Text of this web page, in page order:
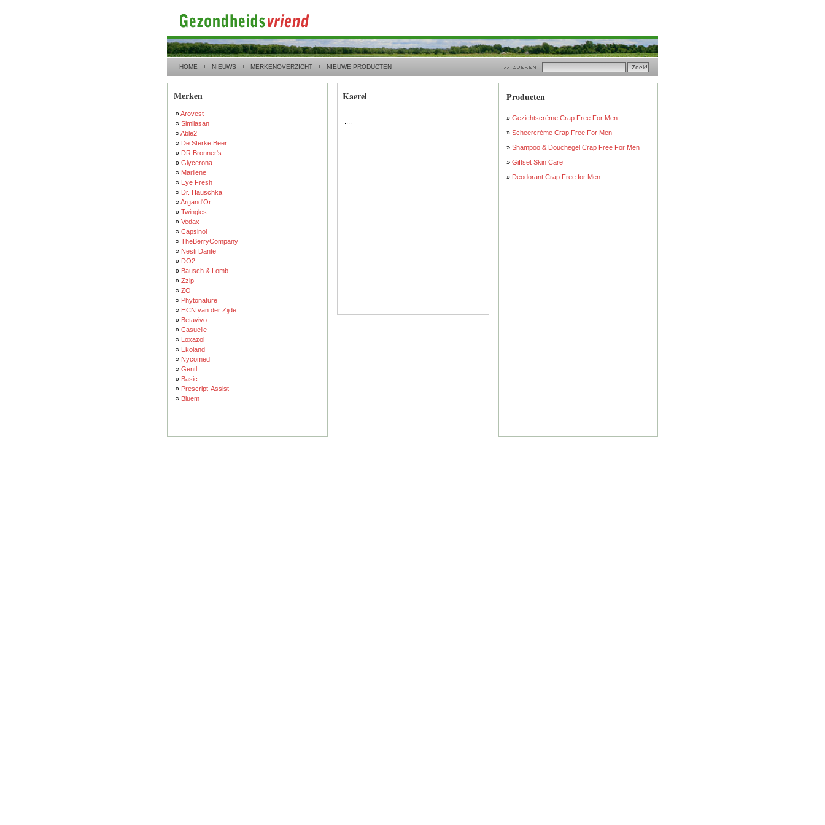
HOME NIEUWS MERKENOVERZICHT NIEUWE PRODUCTEN
Merken
»Arovest
» Similasan
»Able2
» De Sterke Beer
» DR.Bronner's
» Glycerona
» Marilene
» Eye Fresh
» Dr. Hauschka
»Argand'Or
» Twingles
» Vedax
» Capsinol
» TheBerryCompany
» Nesti Dante
» DO2
» Bausch & Lomb
» Zzip
» ZO
» Phytonature
» HCN van der Zijde
» Betavivo
» Casuelle
» Loxazol
» Ekoland
» Nycomed
» Gentl
» Basic
» Prescript-Assist
» Bluem
Kaerel Producten
» Gezichtscrème Crap Free For Men
» Scheercrème Crap Free For Men
» Shampoo & Douchegel Crap Free For Men
» Giftset Skin Care
» Deodorant Crap Free for Men